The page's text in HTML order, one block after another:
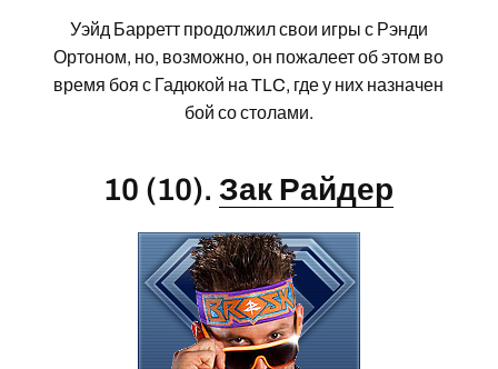
Уэйд Барретт продолжил свои игры с Рэнди
Ортоном, но, возможно, он пожалеет об этом во
время боя с Гадюкой на TLC, где у них назначен
бой со столами.
10 (10).Зак Райдер